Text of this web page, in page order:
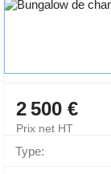
2 500 €
Prix net HT
Type: